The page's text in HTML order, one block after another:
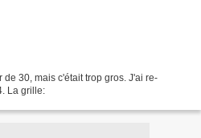
30, mais c'était trop gros. J'ai re-
La grille: